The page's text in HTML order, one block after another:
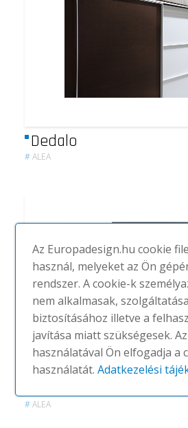
Dedalo
#ALEA
#ALEA
Az Europadesign.hu cookie
használ, melyeket az Ön
rendszer. A cookie-k
nem alkalmasak,
biztosításához illetve a
javítása miatt szükségesek.
használatával Ön elfogadja a
használatát.Adatkezelési